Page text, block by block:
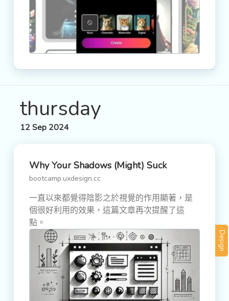
thursday
12 Sep 2024
Why Your Shadows (might) Suck
bootcamp.uxdesign.cc
一直以來都覺得陰影之於視覺的作用顯著，是
個很好利用的效果，這篇文章再次提醒了這
點。
Design